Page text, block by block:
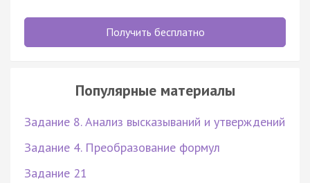
Получить бесплатно
Популярные материалы
Задание 8. Анализ высказываний и утверждений
Задание 4. Преобразование формул
Задание 21